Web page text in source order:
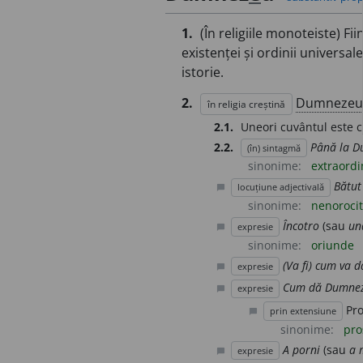
1. (În religiile monoteiste)
existenței și ordinii
istorie.
2.
în religia creștină Dumnezeu
2.1. Uneori cuvântul este
2.2.
(în) sintagmă Până la
sinonime:
locuțiune adjectivală Bătut
sinonime:
nenorocit
expresie Încotro (sau
sinonime:
oriunde
expresie (Va fi) cum va
chat_bubble expresie Cum dă
prin extensiune
sinonime:
expresie A porni (sau a